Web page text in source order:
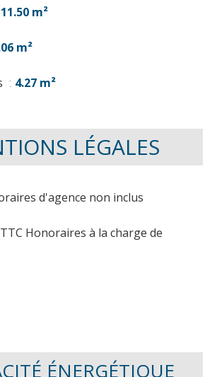
11.50 m²
m²
4.27 m²
LÉGALES
d'agence non inclus
Honoraires à la charge de
ÉNERGÉTIQUE